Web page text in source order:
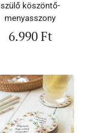
szülő köszöntő-
menyasszony
6.990Ft